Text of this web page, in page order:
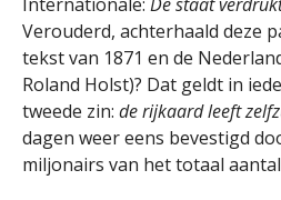
Verouderd, achterhaald deze
tekst van 1871 en de
Roland Holst)? Dat geldt in
tweede zin: de rijkaard leeft
dagen weer eens bevestigd
miljonairs van het totaal